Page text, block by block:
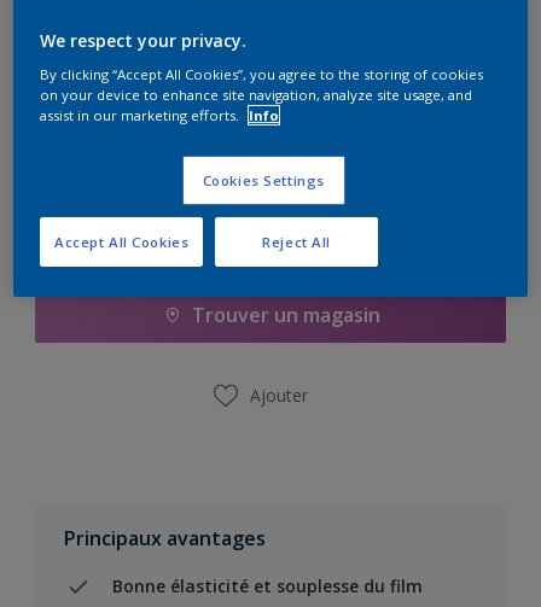
Quantité Calculateur de peinture
Calculer
Ajouter à la liste d’achats
Trouver un magasin
Ajouter
Principaux avantages
Bonne élasticité et souplesse du film
We respect your privacy.
By clicking “Accept All Cookies”, you agree to the storing of cookies
on your device to enhance site navigation, analyze site usage, and
assist in our marketing efforts.
Info
Cookies Settings
Reject All
Accept All Cookies